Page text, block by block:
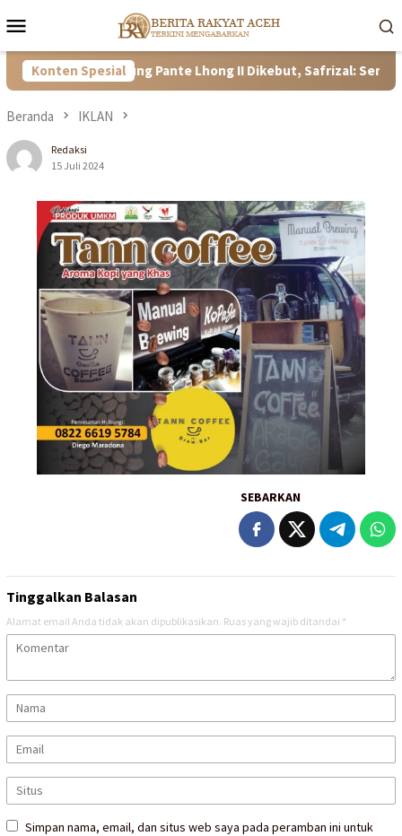
ke
Mobile
Konten Spesial
Bendung Pante Lhong II Dikebut, Safrizal: Semoga
Beranda IKLAN
Redaksi
15 Juli 2024
SEBARKAN
Tinggalkan Balasan
Alamat email Anda tidak akan dipublikasikan. Ruas yang wajib ditandai *
Simpan nama, email, dan situs web saya pada peramban ini untuk